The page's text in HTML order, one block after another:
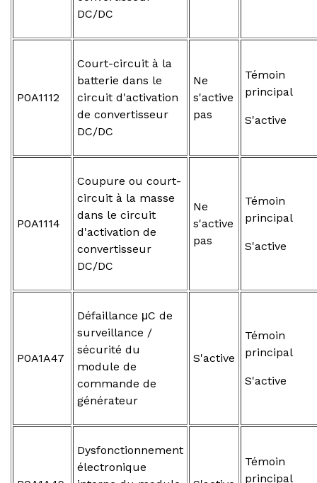
DC/DC
P0A1112
Court-circuit à la
batterie dans le
circuit d'activation
de convertisseur
DC/DC
Ne
s'active
pas
Témoin
principal
S'active
P0A1114
Coupure ou court-
circuit à la masse
dans le circuit
d'activation de
convertisseur
DC/DC
Ne
s'active
pas
Témoin
principal
S'active
P0A1A47
Défaillance μC de
surveillance /
sécurité du
module de
commande de
générateur
S'active
Témoin
principal
S'active
Dysfonctionnement
électronique
Témoin
principal